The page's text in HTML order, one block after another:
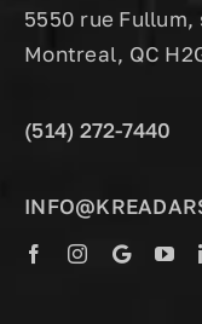
5550 rue Fullum,
Montreal, QC
(514) 272-7440